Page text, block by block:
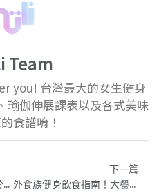
Team
you! 台灣最大的女生健身
瑜伽伸展課表以及各式美味
食譜唷！
愛上瑜伽的三種理由！關於身體的自我覺察與肌肉平衡
下一篇
外食族健身飲食指南！大餐後三招快速消除水腫